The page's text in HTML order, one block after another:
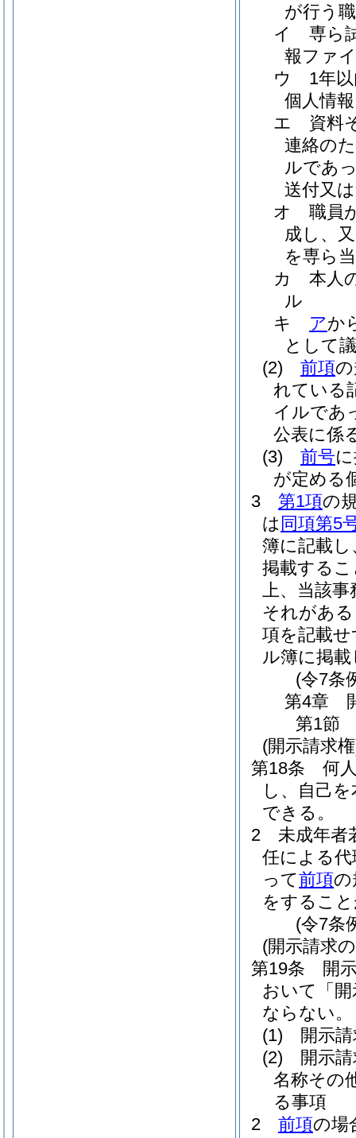
が行う
イ
専ら
報ファ
ウ
1年
個人情
エ
資料
連絡の
ルであ
送付又
オ
職員
成し、
を専ら
カ
本人
ル
キ
アか
として
(2)
前項
れている
イルであ
公表に係
(3)
前号
が定める
3
第1項の
は 同項第5
簿に記載
掲載する
上、当該
それがあ
項を記載
ル簿に掲
(令7条
第4章
第1節
(開示請求
第18条
何
し、自己
できる。
2
未成年者
任による代
って前項の
をするこ
(令7条
(開示請求
第19条
開
おいて「
ならない。
(1)
開示
(2)
開示
名称その
る事項
2
前項の場